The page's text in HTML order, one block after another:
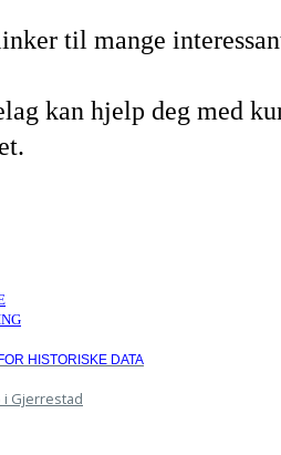
til mange
kan hjelp deg med
HISTORISKE DATA
i Gjerrestad